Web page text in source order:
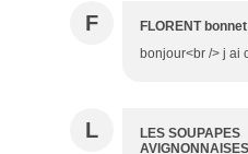
F FLORENT bonnet
bonjour<br /> j ai
L
LES SOUPAPES
AVIGNONNAISES